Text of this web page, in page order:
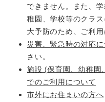
できません。また、
稚園、学校等のクラ
大予防のため、ご利用
災害、緊急時の対応
さい。
施設 (保育園、幼稚園
でのご利用について
市外にお住まいの方へ